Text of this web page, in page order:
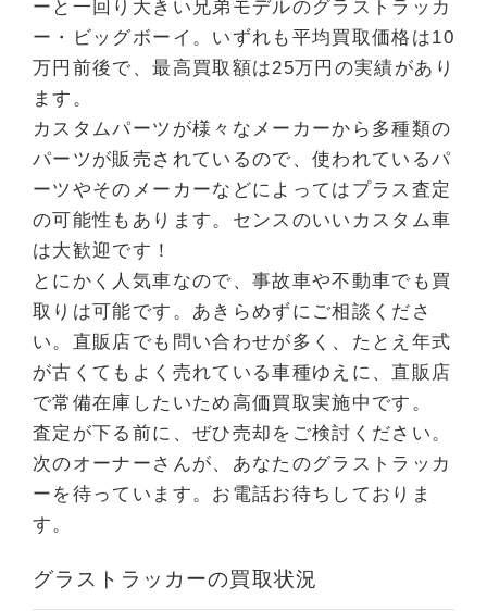
ーと一回り大きい兄弟モデルのグラストラッカ
ー・ビッグボーイ。いずれも平均買取価格は10
万円前後で、最高買取額は25万円の実績があり
ます。
カスタムパーツが様々なメーカーから多種類の
パーツが販売されているので、使われているパ
ーツやそのメーカーなどによってはプラス査定
の可能性もあります。センスのいいカスタム車
は大歓迎です！
とにかく人気車なので、事故車や不動車でも買
取りは可能です。あきらめずにご相談くださ
い。直販店でも問い合わせが多く、たとえ年式
が古くてもよく売れている車種ゆえに、直販店
で常備在庫したいため高価買取実施中です。
査定が下る前に、ぜひ売却をご検討ください。
次のオーナーさんが、あなたのグラストラッカ
ーを待っています。お電話お待ちしておりま
す。
グラストラッカーの買取状況